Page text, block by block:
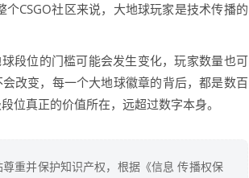
CSGO社区来说，大地球玩家是技术传播的
段位的门槛可能会发生变化，玩家数量也可
改变，每一个大地球徽章的背后，都是数百
真正的价值所在，远超过数字本身。
重并保护知识产权，根据《信息 传播权保